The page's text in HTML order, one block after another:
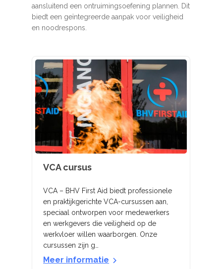
aansluitend een ontruimingsoefening plannen. Dit
biedt een geïntegreerde aanpak voor veiligheid
en noodrespons.
VCA cursus
VCA – BHV First Aid biedt professionele
en praktijkgerichte VCA-cursussen aan,
speciaal ontworpen voor medewerkers
en werkgevers die veiligheid op de
werkvloer willen waarborgen. Onze
cursussen zijn g…
Meer informatie